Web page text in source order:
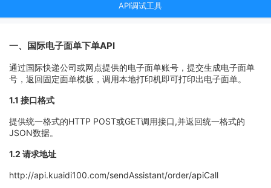
API调试工具
一、国际电子面单下单API
通过国际快递公司或网点提供的电子面单账号，提交生成电子面单
号，返回固定面单模板，调用本地打印机即可打印出电子面单。
1.1 接口格式
提供统一格式的HTTP POST或GET调用接口,并返回统一格式的
JSON数据。
1.2 请求地址
http://api.kuaidi100.com/sendAssistant/order/apiCall